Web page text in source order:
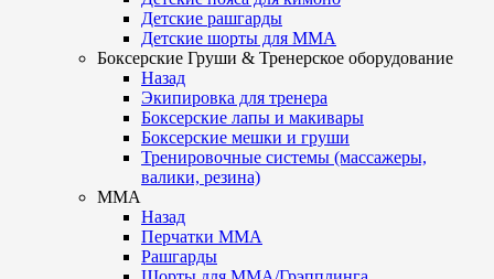
Детские рашгарды
Детские шорты для ММА
Боксерские Груши & Тренерское оборудование
Назад
Экипировка для тренера
Боксерские лапы и макивары
Боксерские мешки и груши
Тренировочные системы (массажеры,
валики, резина)
ММА
Назад
Перчатки ММА
Рашгарды